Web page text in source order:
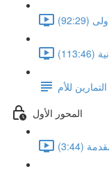
للأم
المحور الأول
(3:44)